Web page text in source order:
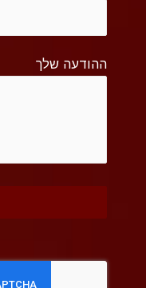
ההודעה שלך